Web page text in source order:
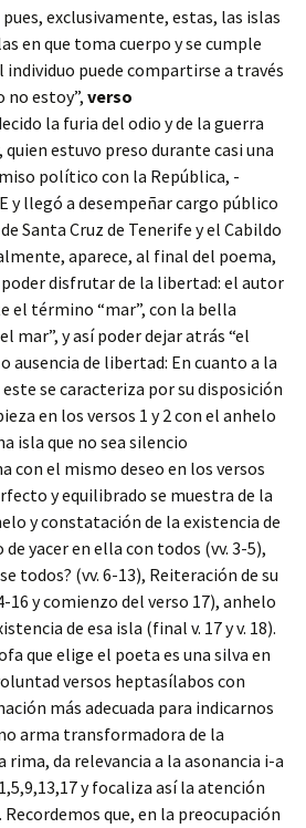
exclusivamente, estas, las islas
en que toma cuerpo y se cumple
individuo puede compartirse a través
no estoy”, verso
la furia del odio y de la guerra
estuvo preso durante casi una
político con la República, -
y llegó a desempeñar cargo público
Santa Cruz de Tenerife y el Cabildo
aparece, al final del poema,
disfrutar de la libertad: el autor
el término “mar”, con la bella
mar”, y así poder dejar atrás “el
ausencia de libertad: En cuanto a la
se caracteriza por su disposición
en los versos 1 y 2 con el anhelo
isla que no sea silencio
con el mismo deseo en los versos
y equilibrado se muestra de la
y constatación de la existencia de
de yacer en ella con todos (vv. 3-5),
todos? (vv. 6-13), Reiteración de su
16 y comienzo del verso 17), anhelo
de esa isla (final v. 17 y v. 18).
que elige el poeta es una silva en
versos heptasílabos con
más adecuada para indicarnos
arma transformadora de la
rima, da relevancia a la asonancia i-a
y focaliza así la atención
que, en la preocupación